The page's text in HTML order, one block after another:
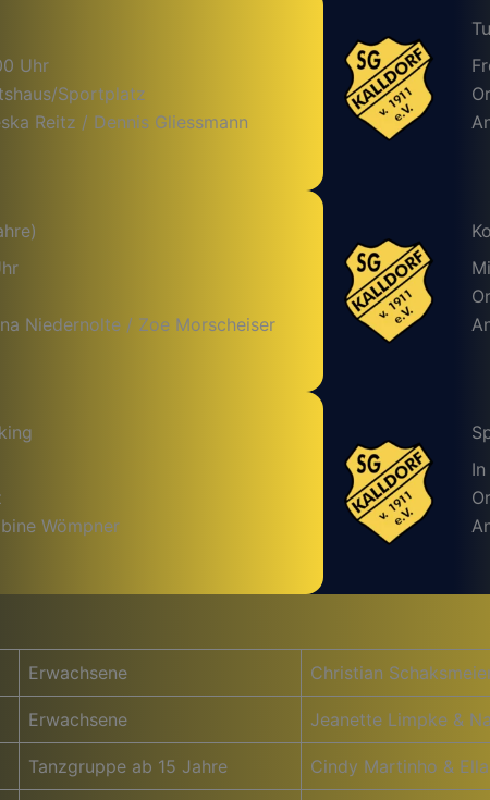
Uhr
Sportplatz
Reitz / Dennis Gliessmann
Niedernolte / Zoe Morscheiser
Wömpner
Erwachsene Christian
Erwachsene Jeanette Limpke &
Tanzgruppe ab 15 Jahre Cindy Martinho &